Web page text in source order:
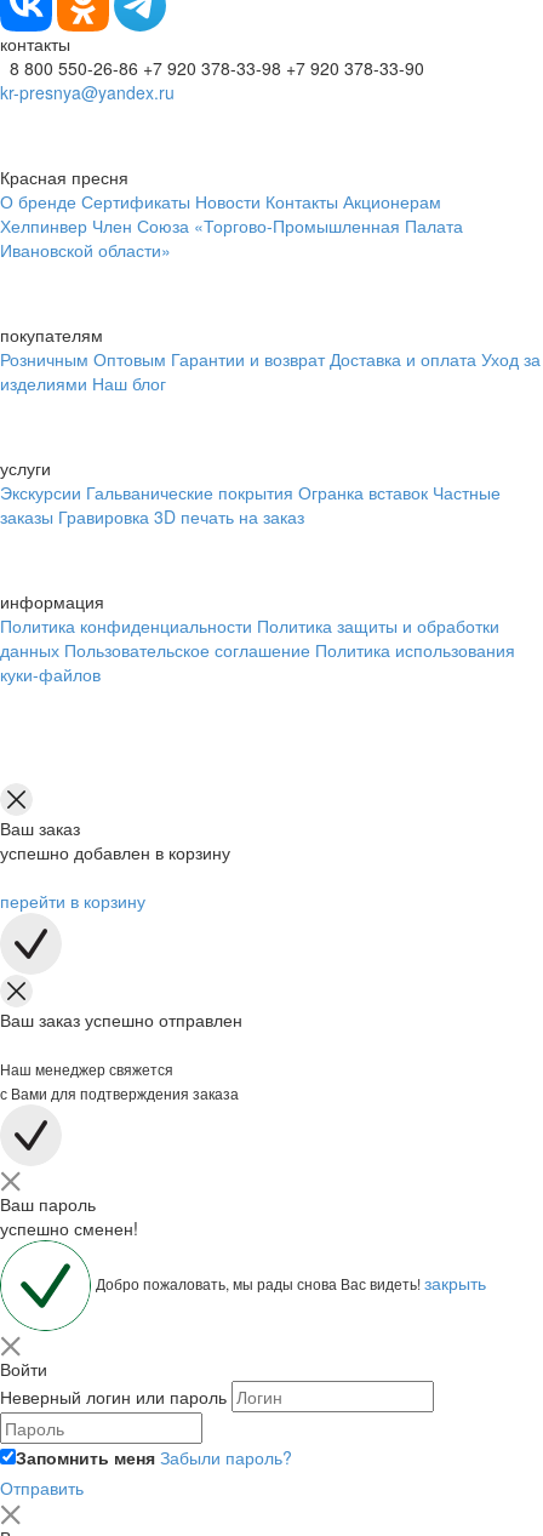
контакты
8 800 550-26-86 +7 920 378-33-98 +7 920 378-33-90
kr-presnya@yandex.ru
Красная пресня
О бренде Сертификаты Новости Контакты Акционерам
Хелпинвер Член Союза «Торгово-Промышленная Палата
Ивановской области»
покупателям
Розничным Оптовым Гарантии и возврат Доставка и оплата Уход за
изделиями Наш блог
услуги
Экскурсии Гальванические покрытия Огранка вставок Частные
заказы Гравировка 3D печать на заказ
информация
Политика конфиденциальности Политика защиты и обработки
данных Пользовательское соглашение Политика использования
куки-файлов
Ваш заказ
успешно добавлен в корзину
перейти в корзину
Ваш заказ успешно отправлен
Наш менеджер свяжется
с Вами для подтверждения заказа
Ваш пароль
успешно сменен!
Добро пожаловать, мы рады снова Вас видеть!закрыть
Войти
Неверный логин или пароль
Запомнить меня Забыли пароль?
Отправить